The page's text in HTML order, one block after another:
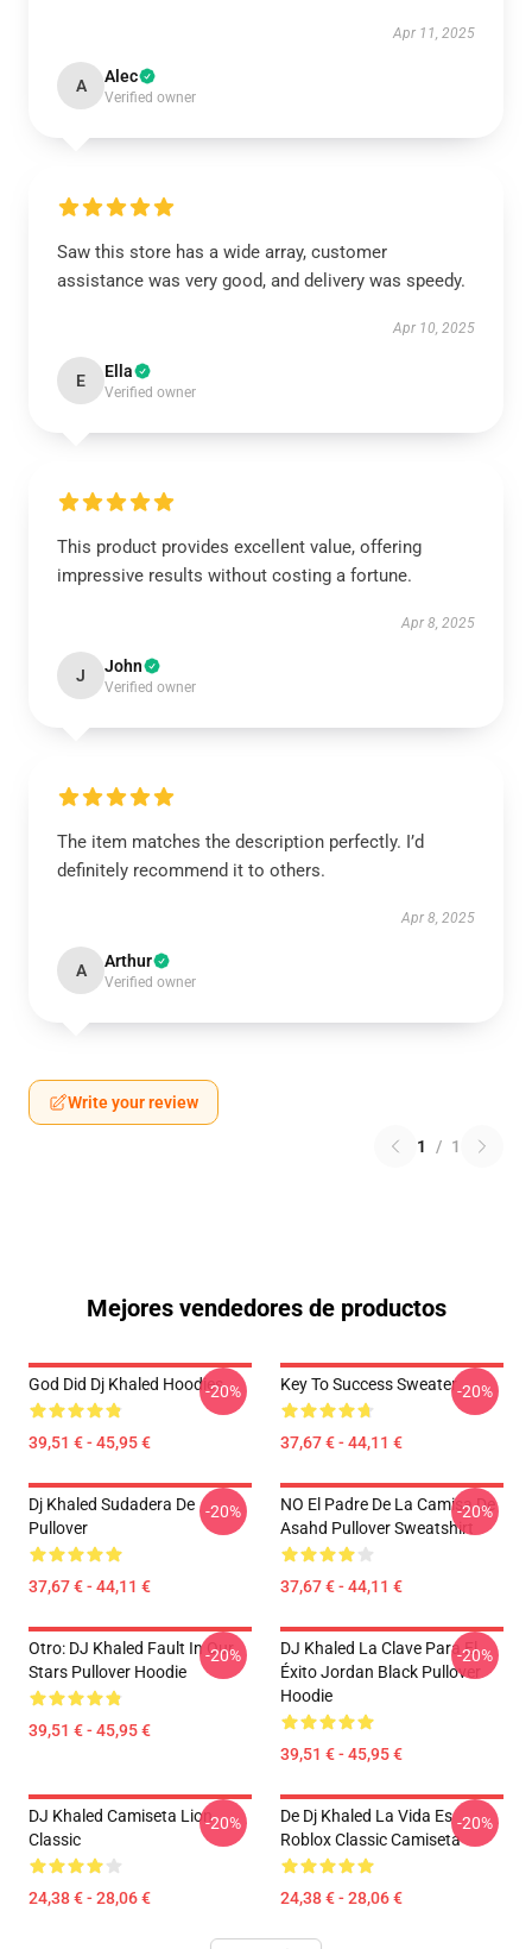
Apr 11, 2025
A Alec
Verified owner
Saw this store has a wide array, customer
assistance was very good, and delivery was speedy.
Apr 10, 2025
E Ella
Verified owner
This product provides excellent value, offering
impressive results without costing a fortune.
Apr 8, 2025
J John
Verified owner
The item matches the description perfectly. I’d
definitely recommend it to others.
Apr 8, 2025
A Arthur
Verified owner
Write your review
1 / 1
Mejores vendedores de productos
God Did Dj Khaled Hoodies
39,51 € - 45,95 €
-20% Key To Success Sweater
37,67 € - 44,11 €
-20%
Dj Khaled Sudadera De
Pullover
37,67 € - 44,11 €
-20%
NO El Padre De La Camisa De
Asahd Pullover Sweatshirt
37,67 € - 44,11 €
-20%
Otro: DJ Khaled Fault In Our
Stars Pullover Hoodie
39,51 € - 45,95 €
-20%
DJ Khaled La Clave Para El
Éxito Jordan Black Pullover
Hoodie
39,51 € - 45,95 €
-20%
DJ Khaled Camiseta Lion
Classic
24,38 € - 28,06 €
-20%
De Dj Khaled La Vida Es
Roblox Classic Camiseta
24,38 € - 28,06 €
-20%